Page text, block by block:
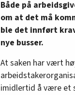
Både på
om at det må
ble det innført
nye busser.
At saken har vært
imidlertid å være et